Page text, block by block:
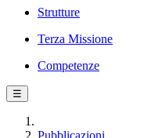
Strutture
Terza Missione
Competenze
☰
Pubblicazioni